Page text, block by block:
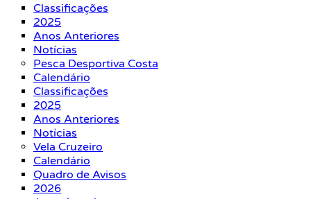
Classificações
2025
Anos Anteriores
Notícias
Pesca Desportiva Costa
Calendário
Classificações
2025
Anos Anteriores
Notícias
Vela Cruzeiro
Calendário
Quadro de Avisos
2026